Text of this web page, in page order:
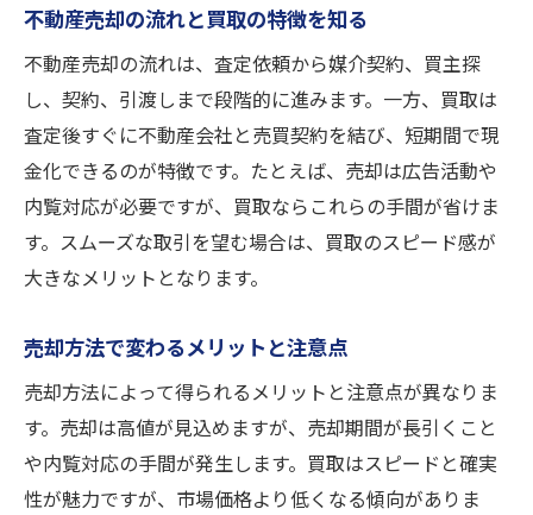
不動産売却の流れと買取の特徴を知る
不動産売却の流れは、査定依頼から媒介契約、買主探
し、契約、引渡しまで段階的に進みます。一方、買取は
査定後すぐに不動産会社と売買契約を結び、短期間で現
金化できるのが特徴です。たとえば、売却は広告活動や
内覧対応が必要ですが、買取ならこれらの手間が省けま
す。スムーズな取引を望む場合は、買取のスピード感が
大きなメリットとなります。
売却方法で変わるメリットと注意点
売却方法によって得られるメリットと注意点が異なりま
す。売却は高値が見込めますが、売却期間が長引くこと
や内覧対応の手間が発生します。買取はスピードと確実
性が魅力ですが、市場価格より低くなる傾向がありま